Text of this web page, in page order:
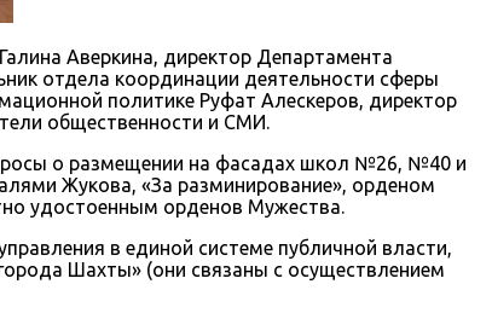
Аверкина, директор Департамента
отдела координации деятельности сферы
политике Руфат Алескеров, директор
общественности и СМИ.
о размещении на фасадах школ №26, №40 и
Жукова, «За разминирование», орденом
удостоенным орденов Мужества.
в единой системе публичной власти,
Шахты» (они связаны с осуществлением